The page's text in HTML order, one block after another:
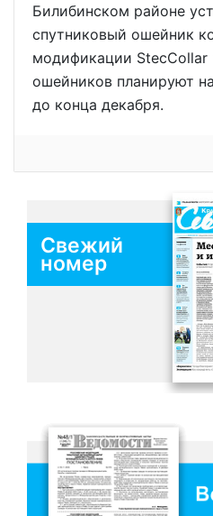
Билибинском районе
спутниковый ошейник
модификации StecCollar
ошейников планируют
до конца декабря.
Свежий
номер